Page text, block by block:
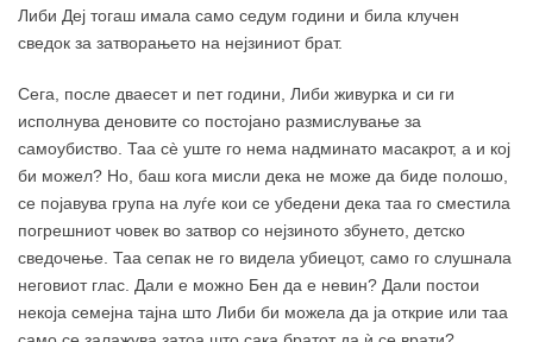
Либи Деј тогаш имала само седум години и била клучен
сведок за затворањето на нејзиниот брат.
Сега, после дваесет и пет години, Либи живурка и си ги
исполнува деновите со постојано размислување за
самоубиство. Таа сè уште го нема надминато масакрот, а и кој
би можел? Но, баш кога мисли дека не може да биде полошо,
се појавува група на луѓе кои се убедени дека таа го сместила
погрешниот човек во затвор со нејзиното збунето, детско
сведочење. Таа сепак не го видела убиецот, само го слушнала
неговиот глас. Дали е можно Бен да е невин? Дали постои
некоја семејна тајна што Либи би можела да ја открие или таа